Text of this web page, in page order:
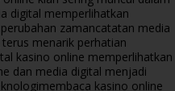
digital memperlihatkan
zamancatatan media
menarik perhatian
kasino online memperlihatkan
dan media digital menjadi
membaca kasino online